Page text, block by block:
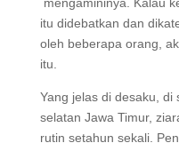
itu didebatkan dan
oleh beberapa orang,
itu.
Yang jelas di desaku, di
selatan Jawa Timur,
rutin setahun sekali.